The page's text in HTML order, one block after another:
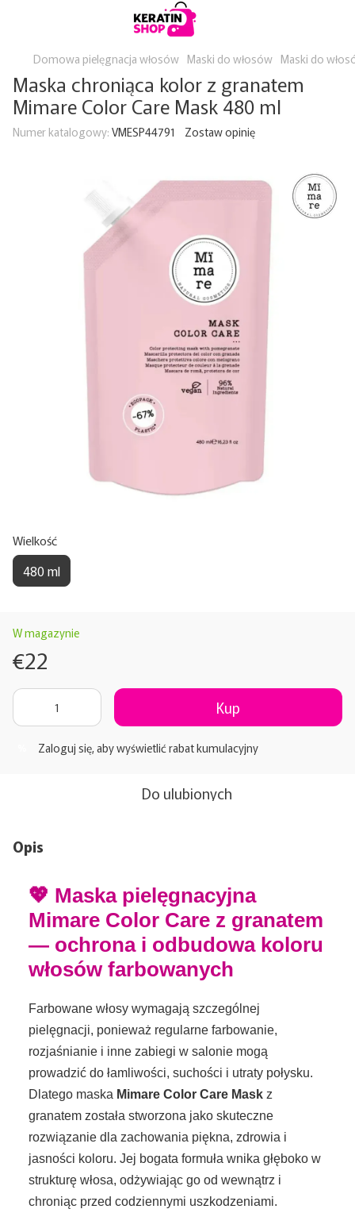
Domowa pielęgnacja włosów Maski do włosów Maski do
Maska chroniąca kolor z granatem
Mimare Color Care Mask 480 ml
Numer katalogowy: VMESP44791 Zostaw opinię
Wielkość
480 ml
W magazynie
€22
Kup
Zaloguj się, aby wyświetlić rabat kumulacyjny
Do ulubionych
Opis
💖 Maska pielęgnacyjna
Mimare Color Care z granatem
— ochrona i odbudowa koloru
włosów farbowanych
Farbowane włosy wymagają szczególnej
pielęgnacji, ponieważ regularne farbowanie,
rozjaśnianie i inne zabiegi w salonie mogą
prowadzić do łamliwości, suchości i utraty połysku.
Dlatego maska ​​Mimare Color Care Mask z
granatem została stworzona jako skuteczne
rozwiązanie dla zachowania piękna, zdrowia i
jasności koloru. Jej bogata formuła wnika głęboko w
strukturę włosa, odżywiając go od wewnątrz i
chroniąc przed codziennymi uszkodzeniami.